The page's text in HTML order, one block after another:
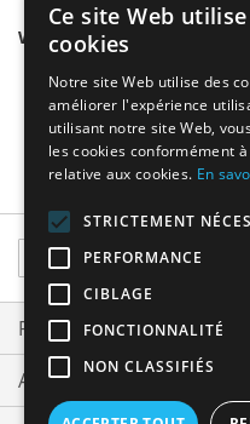
We found other products
Sign
Up
for
Our
Newsletter:
Privacy and Cookie Policy
Advanced Search
Ce site Web
cookies
Notre site Web utilise des
améliorer l'expérience
utilisant notre site Web,
les cookies conformément
relative aux cookies. En
STRICTEMENT
PERFORMANCE
CIBLAGE
FONCTIONNALITÉ
NON CLASSIFIÉS